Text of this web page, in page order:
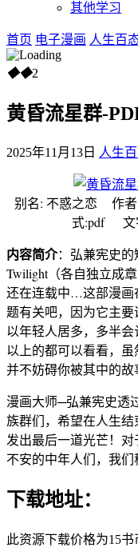
其他学习
首页 电子漫画 人生百
◆◆2
黄昏流星群-
2025年11月13日 人生
别名: 不惑之恋 作
式:pdf 文
内容简介：弘兼宪史的
Twilight（各自独立成
还在连载中…这部漫画
题有关吧，因为它主
以年轻人居多，多半
以上的都可以看看，
并不妨碍你被其中的故
漫画大师─弘兼宪史透
族群们，希望在人生
发出最后一道光芒！
不安的中年人们，我们
下载地址：
此资源下载价格为15书